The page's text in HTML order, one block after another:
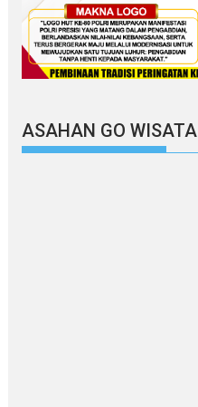
ASAHAN GO WISATA